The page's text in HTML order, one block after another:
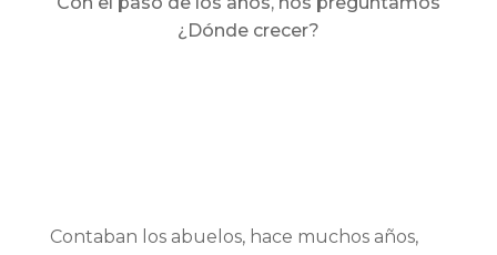
¿Dónde crecer?
Contaban los abuelos, hace muchos años,